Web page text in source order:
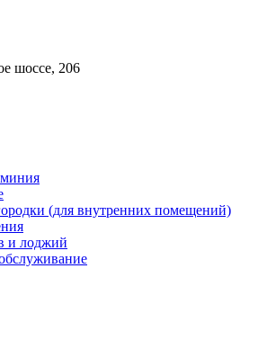
шоссе, 206
(для внутренних помещений)
и лоджий